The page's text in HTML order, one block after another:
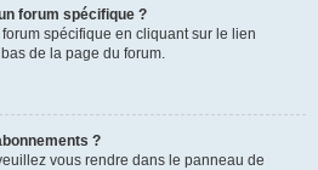
forum spécifique ?
spécifique en cliquant sur le lien
de la page du forum.
?
vous rendre dans le panneau de